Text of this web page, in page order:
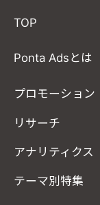
TOP
Ponta Adsとは
プロモーション
リサーチ
アナリティクス
テーマ別特集